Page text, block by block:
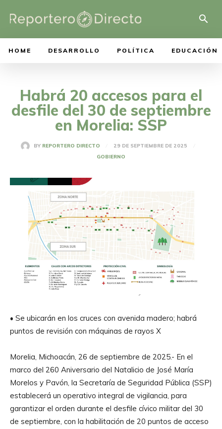
HOME DESARROLLO POLÍTICA EDUCACIÓN
Habrá 20 accesos para el
desfile del 30 de septiembre
en Morelia: SSP
BY REPORTERO DIRECTO
29 DE SEPTIEMBRE DE 2025
GOBIERNO
• Se ubicarán en los cruces con avenida madero; habrá
puntos de revisión con máquinas de rayos X
Morelia, Michoacán, 26 de septiembre de 2025.- En el
marco del 260 Aniversario del Natalicio de José María
Morelos y Pavón, la Secretaría de Seguridad Pública (SSP)
establecerá un operativo integral de vigilancia, para
garantizar el orden durante el desfile cívico militar del 30
de septiembre, con la habilitación de 20 puntos de acceso